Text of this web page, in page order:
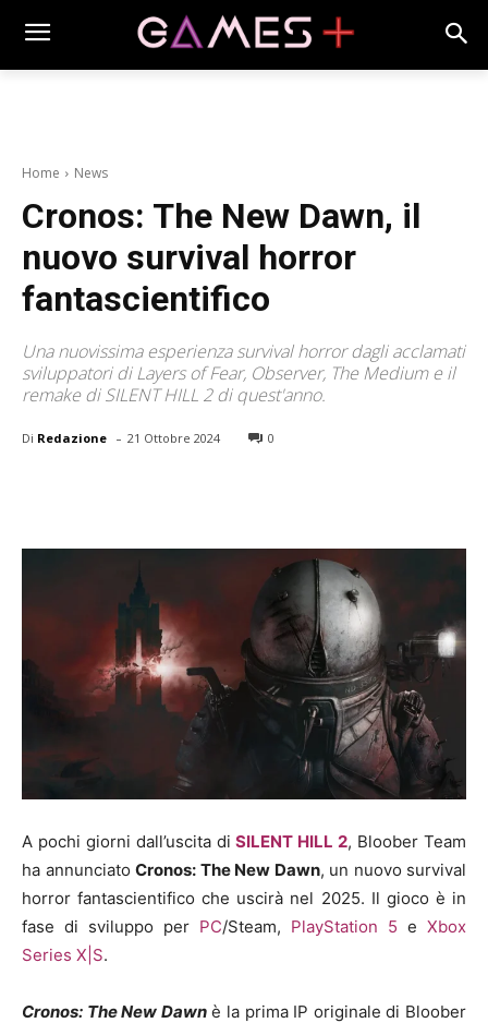
Home News
Cronos: The New Dawn, il
nuovo survival horror
fantascientifico
Una nuovissima esperienza survival horror dagli acclamati
sviluppatori di Layers of Fear, Observer, The Medium e il
remake di SILENT HILL 2 di quest'anno.
Di Redazione - 21 Ottobre 2024 0
A pochi giorni dall’uscita diSILENT HILL 2, Bloober Team
ha annunciato Cronos: The New Dawn, un nuovo survival
horror fantascientifico che uscirà nel 2025. Il gioco è in
fase di sviluppo per PC/Steam, PlayStation 5 e Xbox
Series X|S.
Cronos: The New Dawnè la prima IP originale di Bloober